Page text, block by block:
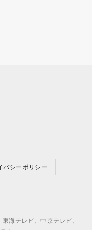
バシーポリシー
海テレビ、中京テレビ、